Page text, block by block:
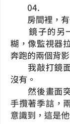
04.
房間裡，有
鏡子的另一
糊，像監視器
奔跑的兩個背
我敲打鏡面
沒有。
然後畫面突
手攬著季誩，
意識到，這是